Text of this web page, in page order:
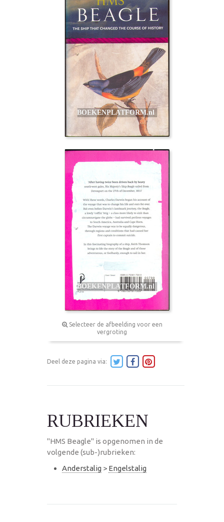
Selecteer de afbeelding voor een
vergroting
Deel deze pagina via:
RUBRIEKEN
"HMS Beagle" is opgenomen in de
volgende (sub-)rubrieken:
Anderstalig > Engelstalig